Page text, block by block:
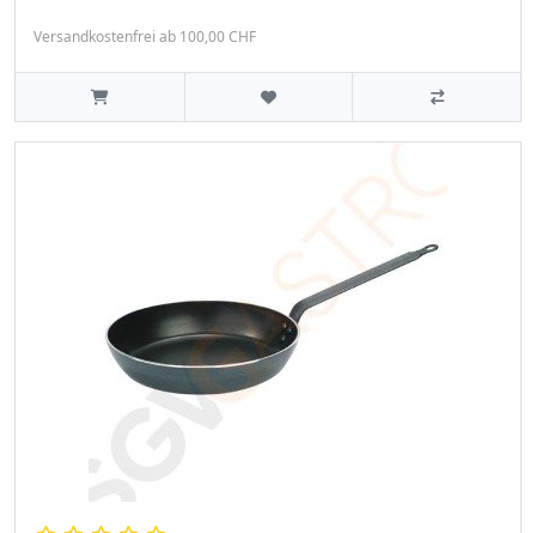
Versandkostenfrei ab 100,00 CHF